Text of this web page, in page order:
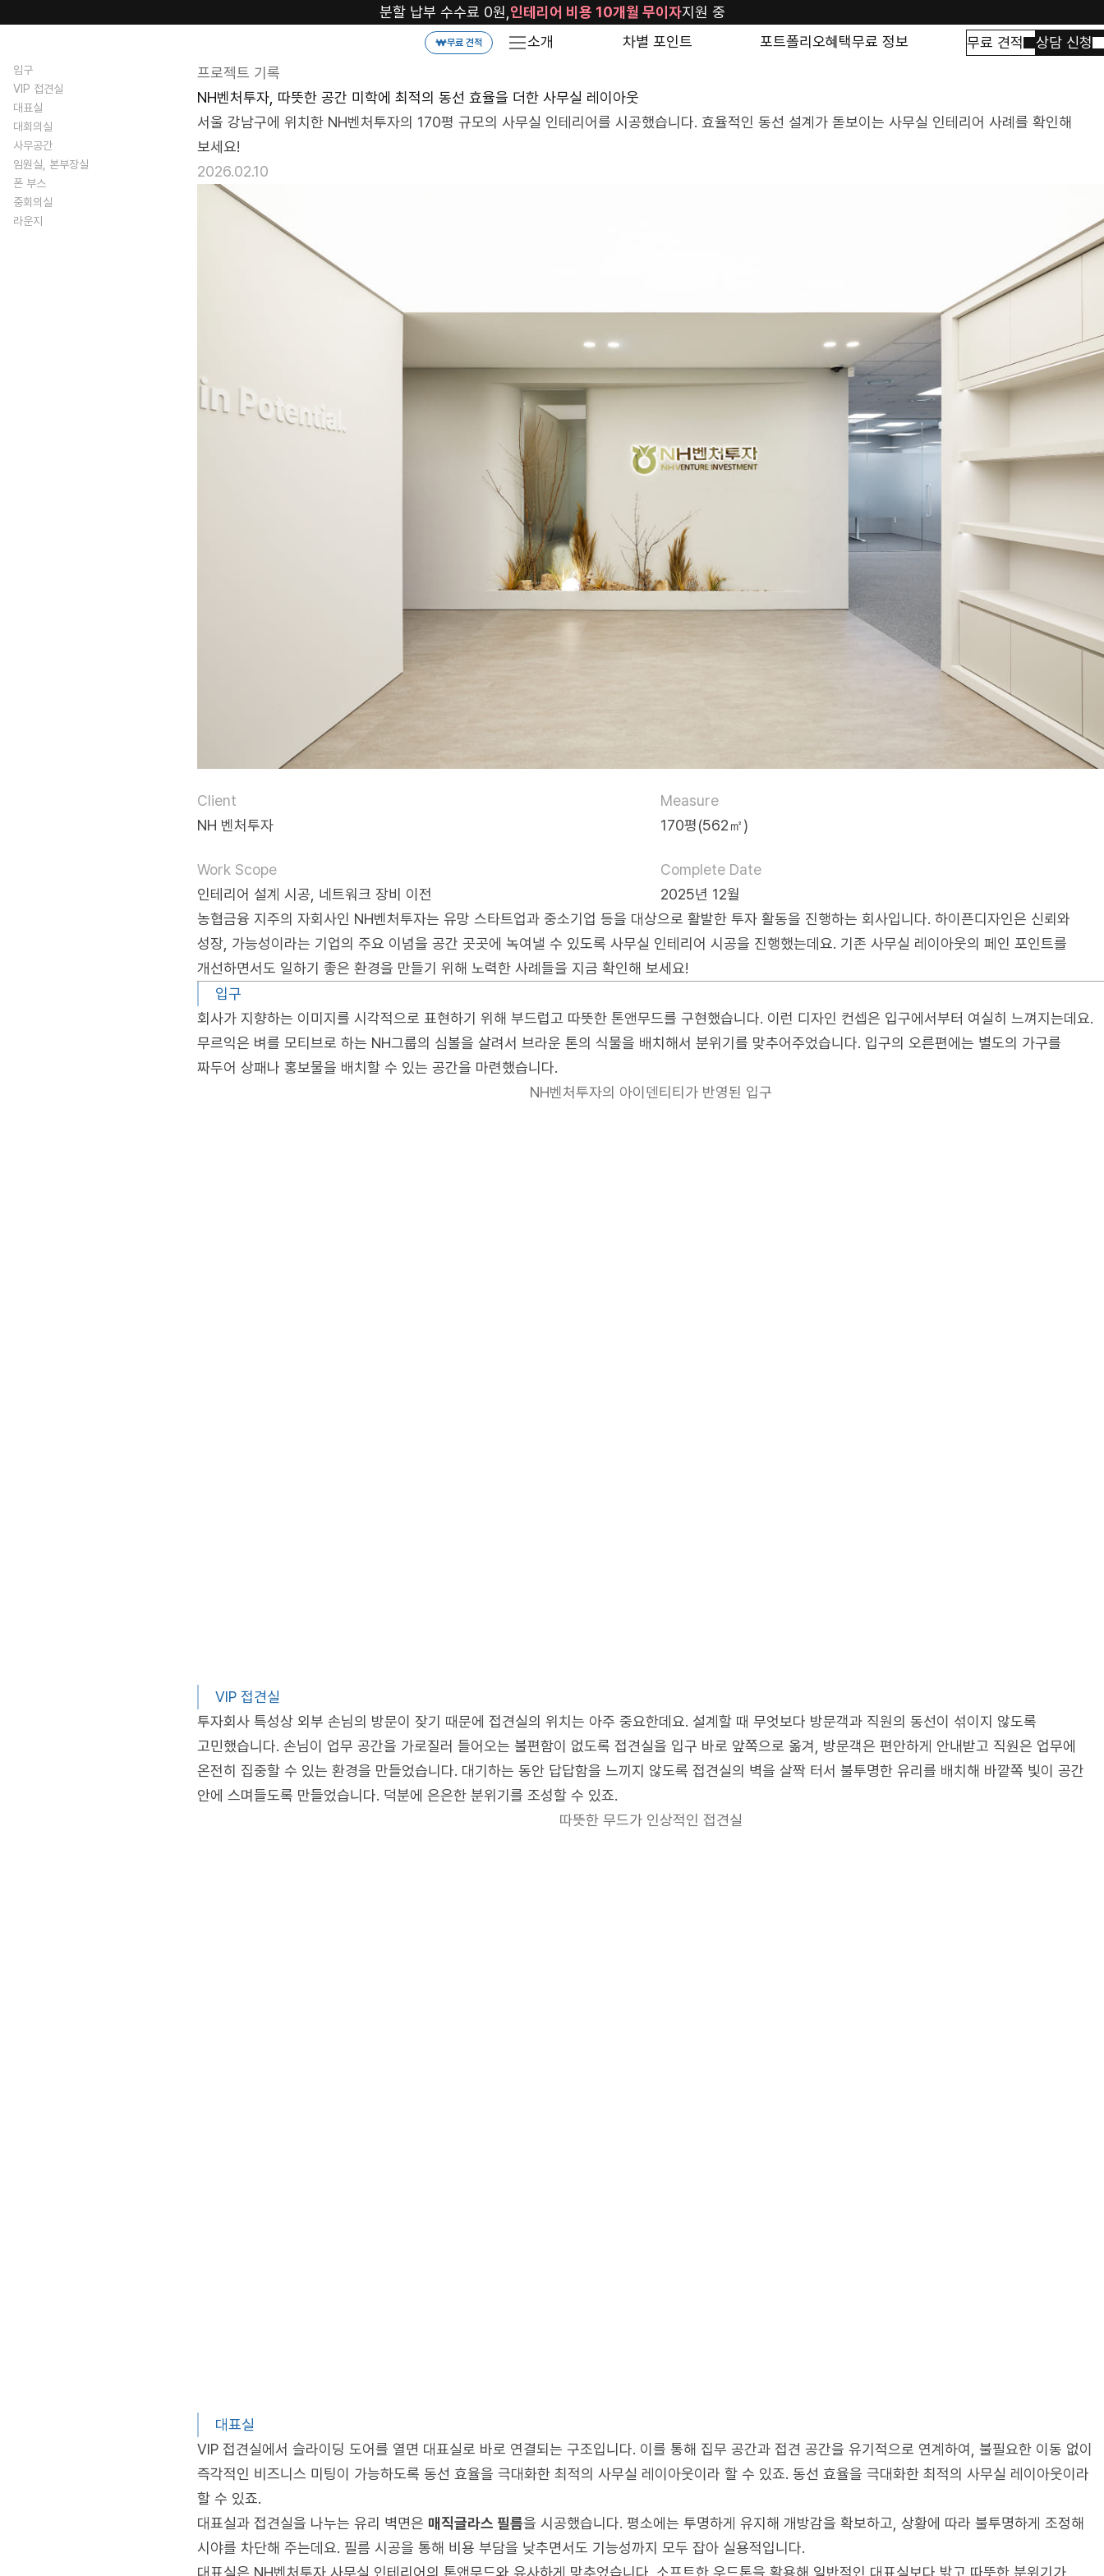
무료 견적 소개 차별 포인트 포트폴리오혜택무료 정보 무료 견적 상담 신청
분할 납부 수수료 0원, 인테리어 비용 10개월 무이자지원 중
NH벤처투자, 따뜻한 공간 미학에 최적의 동선 효율을 더한 사무실 레이아웃
서울 강남구에 위치한 NH벤처투자의 170평 규모의 사무실 인테리어를 시공했습니다. 효율적인 동선 설계가 돋보이는 사무실 인테리어 사례를 확인해
보세요!
프로젝트 기록
2026.02.10
Client
Measure
NH 벤처투자
170평(562㎡)
Work Scope
Complete Date
인테리어 설계 시공, 네트워크 장비 이전
2025년 12월
농협금융 지주의 자회사인 NH벤처투자는 유망 스타트업과 중소기업 등을 대상으로 활발한 투자 활동을 진행하는 회사입니다. 하이픈디자인은 신뢰와
성장, 가능성이라는 기업의 주요 이념을 공간 곳곳에 녹여낼 수 있도록 사무실 인테리어 시공을 진행했는데요. 기존 사무실 레이아웃의 페인 포인트를
개선하면서도 일하기 좋은 환경을 만들기 위해 노력한 사례들을 지금 확인해 보세요!
입구
회사가 지향하는 이미지를 시각적으로 표현하기 위해 부드럽고 따뜻한 톤앤무드를 구현했습니다. 이런 디자인 컨셉은 입구에서부터 여실히 느껴지는데요.
무르익은 벼를 모티브로 하는 NH그룹의 심볼을 살려서 브라운 톤의 식물을 배치해서 분위기를 맞추어주었습니다. 입구의 오른편에는 별도의 가구를
짜두어 상패나 홍보물을 배치할 수 있는 공간을 마련했습니다.
NH벤처투자의 아이덴티티가 반영된 입구
VIP 접견실
투자회사 특성상 외부 손님의 방문이 잦기 때문에 접견실의 위치는 아주 중요한데요. 설계할 때 무엇보다 방문객과 직원의 동선이 섞이지 않도록
고민했습니다. 손님이 업무 공간을 가로질러 들어오는 불편함이 없도록 접견실을 입구 바로 앞쪽으로 옮겨, 방문객은 편안하게 안내받고 직원은 업무에
온전히 집중할 수 있는 환경을 만들었습니다. 대기하는 동안 답답함을 느끼지 않도록 접견실의 벽을 살짝 터서 불투명한 유리를 배치해 바깥쪽 빛이 공간
안에 스며들도록 만들었습니다. 덕분에 은은한 분위기를 조성할 수 있죠.
따뜻한 무드가 인상적인 접견실
대표실
VIP 접견실에서 슬라이딩 도어를 열면 대표실로 바로 연결되는 구조입니다. 이를 통해 집무 공간과 접견 공간을 유기적으로 연계하여, 불필요한 이동 없이
즉각적인 비즈니스 미팅이 가능하도록 동선 효율을 극대화한 최적의 사무실 레이아웃이라 할 수 있죠. 동선 효율을 극대화한 최적의 사무실 레이아웃이라
할 수 있죠.
대표실과 접견실을 나누는 유리 벽면은 매직글라스 필름을 시공했습니다. 평소에는 투명하게 유지해 개방감을 확보하고, 상황에 따라 불투명하게 조정해
시야를 차단해 주는데요. 필름 시공을 통해 비용 부담을 낮추면서도 기능성까지 모두 잡아 실용적입니다.
대표실은 NH벤처투자 사무실 인테리어의 톤앤무드와 유사하게 맞추었습니다. 소프트한 우드톤을 활용해 일반적인 대표실보다 밝고 따뜻한 분위기가
입구
VIP 접견실
대표실
대회의실
사무공간
임원실, 본부장실
폰 부스
중회의실
라운지